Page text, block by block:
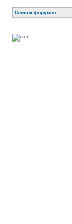
Список форумов